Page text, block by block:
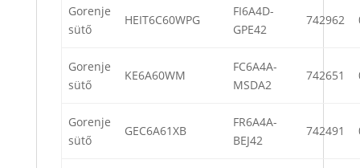
Gorenje
sütő
HEIT6C60WPG
FI6A4D-
GPE42
742962
Gorenje
sütő
KE6A60WM
FC6A4A-
MSDA2
742651
Gorenje
sütő
GEC6A61XB
FR6A4A-
BEJ42
742491